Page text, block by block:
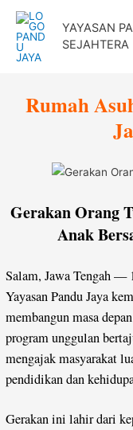
Lewati
konten
YAYASAN
SEJAHTERA
Rumah
Gerakan Orang
Anak
Salam, Jawa Tengah —
Yayasan Pandu Jaya
membangun masa
program unggulan
mengajak masyarakat
pendidikan dan
Gerakan ini lahir dari